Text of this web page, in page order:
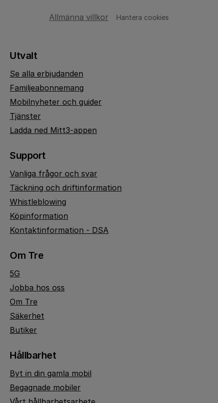
Allmänna villkor Hantera cookies
Utvalt
Se alla erbjudanden
Familjeabonnemang
Mobilnyheter och guider
Tjänster
Ladda ned Mitt3-appen
Support
Vanliga frågor och svar
Täckning och driftinformation
Whistleblowing
Köpinformation
Kontaktinformation - DSA
Om Tre
5G
Jobba hos oss
Om Tre
Säkerhet
Butiker
Hållbarhet
Byt in din gamla mobil
Begagnade mobiler